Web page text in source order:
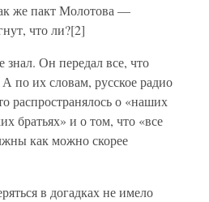
же пакт Молотова —
что ли?[2]
знал. Он передал все, что
по их словам, русское радио
распространялось о «наших
братьях» и о том, что «все
как можно скорее
в догадках не имело